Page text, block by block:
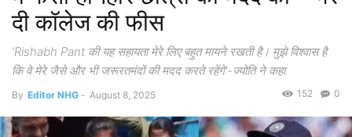
दी कॉलेज की फीस
'Rishabh Pant की यह सहायता मेरे लिए बहुत मायने रखती है। मुझे विश्वास है
कि वे मेरे जैसे और भी जरूरतमंदों की मदद करते रहेंगे'-ज्योति ने कहा
By Editor NHG - August 8, 2025 0
152